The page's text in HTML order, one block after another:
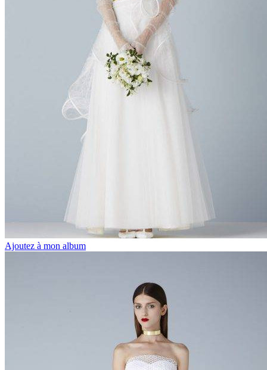
Ajoutez à mon album